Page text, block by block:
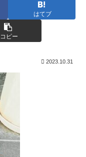
はてブ
コピー
2023.10.31